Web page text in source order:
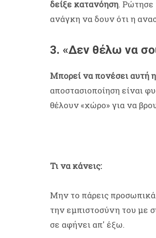
δείξε κατανόηση. Ρώτησε
ανάγκη να δουν ότι η
3. «Δεν θέλω να
Μπορεί να πονέσει αυτή
αποστασιοποίηση είναι
θέλουν «χώρο» για να
Τι να κάνεις:
Μην το πάρεις
την εμπιστοσύνη του με
σε αφήνει απ' έξω.